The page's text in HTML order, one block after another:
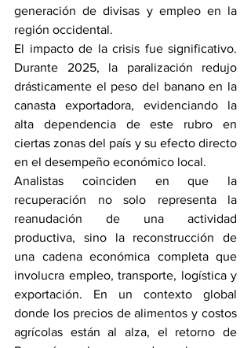
generación de divisas y empleo en la
región occidental.
El impacto de la crisis fue significativo.
Durante 2025, la paralización redujo
drásticamente el peso del banano en la
canasta exportadora, evidenciando la
alta dependencia de este rubro en
ciertas zonas del país y su efecto directo
en el desempeño económico local.
Analistas coinciden en que la
recuperación no solo representa la
reanudación de una actividad
productiva, sino la reconstrucción de
una cadena económica completa que
involucra empleo, transporte, logística y
exportación. En un contexto global
donde los precios de alimentos y costos
agrícolas están al alza, el retorno de